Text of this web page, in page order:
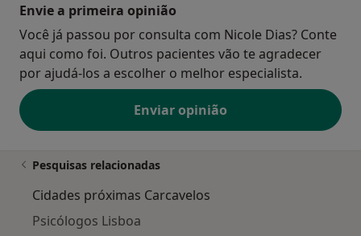
Envie a primeira opinião
Você já passou por consulta com Nicole Dias? Conte
aqui como foi. Outros pacientes vão te agradecer
por ajudá-los a escolher o melhor especialista.
Enviar opinião
Pesquisas relacionadas
Cidades próximas Carcavelos
Psicólogos Lisboa